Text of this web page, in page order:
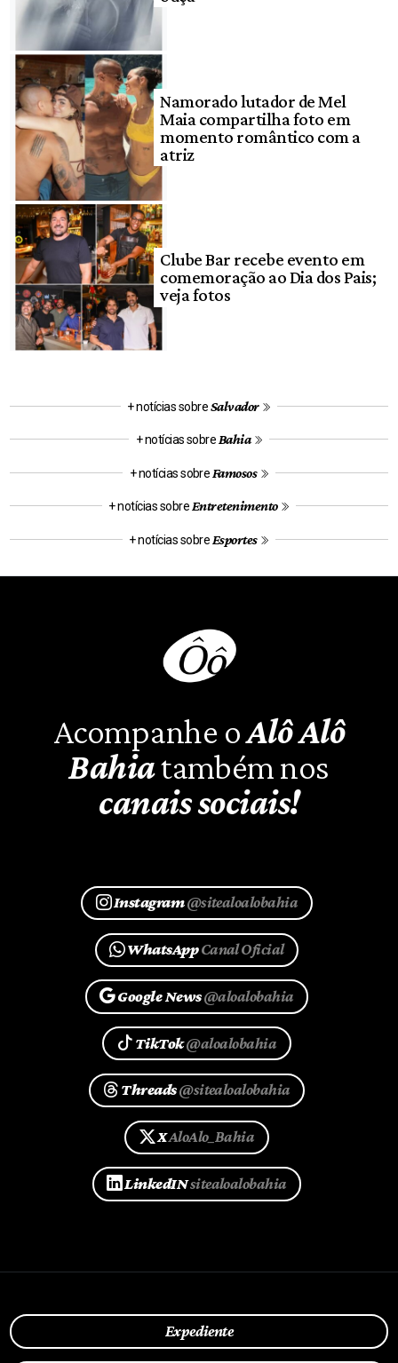
Namorado lutador de Mel
Maia compartilha foto em
momento romântico com a
atriz
Clube Bar recebe evento em
comemoração ao Dia dos Pais;
veja fotos
+ notícias sobreSalvador
+ notícias sobre Bahia
+ notícias sobre Famosos
+ notícias sobre Entretenimento
+ notícias sobre Esportes
Acompanhe oAlô Alô
Bahiatambém nos
canais sociais!
Instagram@sitealoalobahia
WhatsAppCanal Oficial
Google News@aloalobahia
TikTok@aloalobahia
Threads@sitealoalobahia
XAloAlo_Bahia
LinkedINsitealoalobahia
Expediente